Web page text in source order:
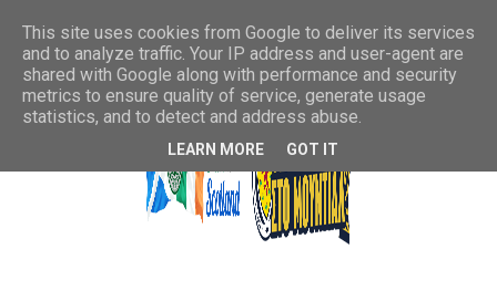
This site uses cookies from Google to deliver its services
and to analyze traffic. Your IP address and user-agent are
shared with Google along with performance and security
metrics to ensure quality of service, generate usage
statistics, and to detect and address abuse.
LEARN MORE GOT IT